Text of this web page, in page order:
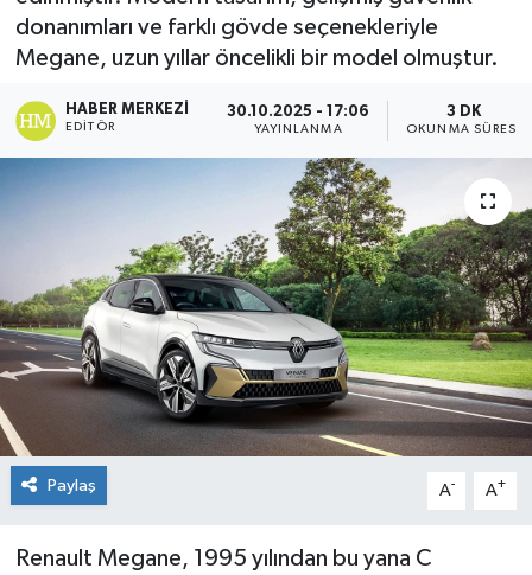
donanımları ve farklı gövde seçenekleriyle
Megane, uzun yıllar öncelikli bir model olmuştur.
HABER MERKEZI
EDITÖR
30.10.2025 - 17:06
YAYINLANMA
3 DK
OKUNMA SÜRESI
Paylaş A- A+
Renault Megane, 1995 yılından bu yana C
Son Dakika Haberleri
Haber Arşivi